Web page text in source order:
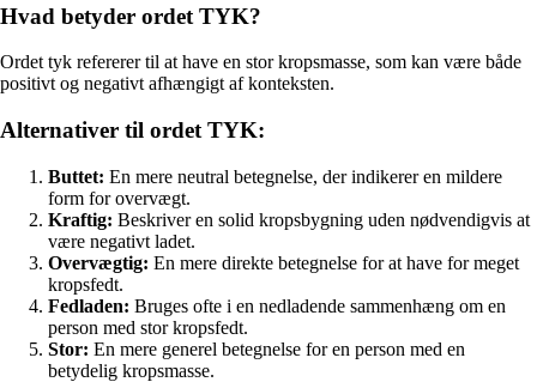
Hvad betyder ordet TYK?
Ordet tyk refererer til at have en stor kropsmasse, som kan være både
positivt og negativt afhængigt af konteksten.
Alternativer til ordet TYK:
Buttet: En mere neutral betegnelse, der indikerer en mildere
form for overvægt.
Kraftig: Beskriver en solid kropsbygning uden nødvendigvis at
være negativt ladet.
Overvægtig: En mere direkte betegnelse for at have for meget
kropsfedt.
Fedladen: Bruges ofte i en nedladende sammenhæng om en
person med stor kropsfedt.
Stor: En mere generel betegnelse for en person med en
betydelig kropsmasse.